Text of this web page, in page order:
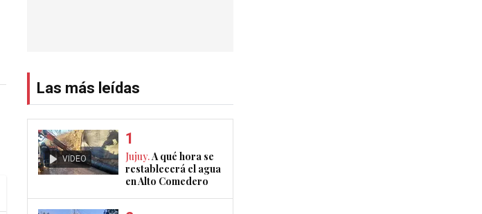
Las más leídas
VIDEO Jujuy.A qué hora se
restablecerá el agua
en Alto Comedero